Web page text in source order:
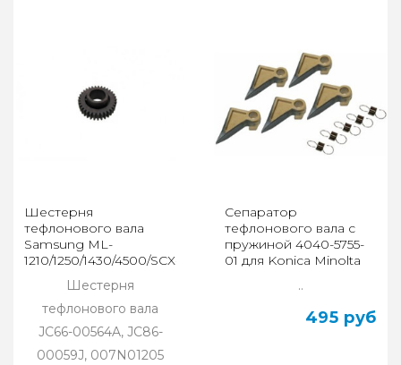
Шестерня
тефлонового вала
Samsung ML-
1210/1250/1430/4500/SCX-
4200/Ph3110
Шестерня
тефлонового вала
JC66-00564A, JC86-
00059J, 007N01205
Сепаратор
тефлонового вала с
пружиной 4040-5755-
01 для Konica Minolta
..
495 руб